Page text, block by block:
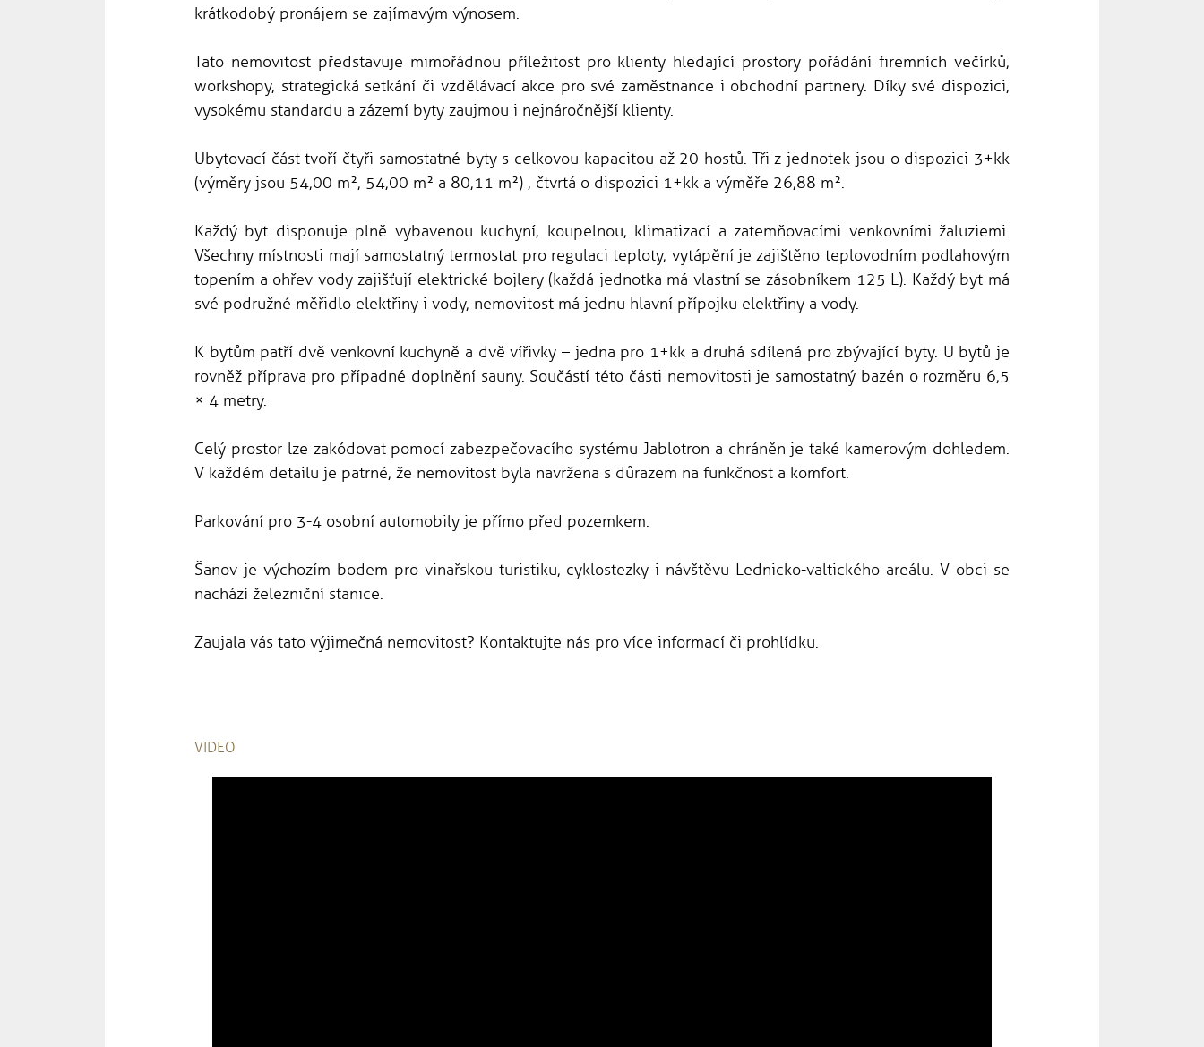
krátkodobý pronájem se zajímavým výnosem.
Tato nemovitost představuje mimořádnou příležitost pro klienty hledající prostory pořádání firemních večírků,
workshopy, strategická setkání či vzdělávací akce pro své zaměstnance i obchodní partnery. Díky své dispozici,
vysokému standardu a zázemí byty zaujmou i nejnáročnější klienty.
Ubytovací část tvoří čtyři samostatné byty s celkovou kapacitou až 20 hostů. Tři z jednotek jsou o dispozici 3+kk
(výměry jsou 54,00 m², 54,00 m² a 80,11 m²) , čtvrtá o dispozici 1+kk a výměře 26,88 m².
Každý byt disponuje plně vybavenou kuchyní, koupelnou, klimatizací a zatemňovacími venkovními žaluziemi.
Všechny místnosti mají samostatný termostat pro regulaci teploty, vytápění je zajištěno teplovodním podlahovým
topením a ohřev vody zajišťují elektrické bojlery (každá jednotka má vlastní se zásobníkem 125 L). Každý byt má
své podružné měřidlo elektřiny i vody, nemovitost má jednu hlavní přípojku elektřiny a vody.
K bytům patří dvě venkovní kuchyně a dvě vířivky – jedna pro 1+kk a druhá sdílená pro zbývající byty. U bytů je
rovněž příprava pro případné doplnění sauny. Součástí této části nemovitosti je samostatný bazén o rozměru 6,5
× 4 metry.
Celý prostor lze zakódovat pomocí zabezpečovacího systému Jablotron a chráněn je také kamerovým dohledem.
V každém detailu je patrné, že nemovitost byla navržena s důrazem na funkčnost a komfort.
Parkování pro 3-4 osobní automobily je přímo před pozemkem.
Šanov je výchozím bodem pro vinařskou turistiku, cyklostezky i návštěvu Lednicko-valtického areálu. V obci se
nachází železniční stanice.
Zaujala vás tato výjimečná nemovitost? Kontaktujte nás pro více informací či prohlídku.
VIDEO